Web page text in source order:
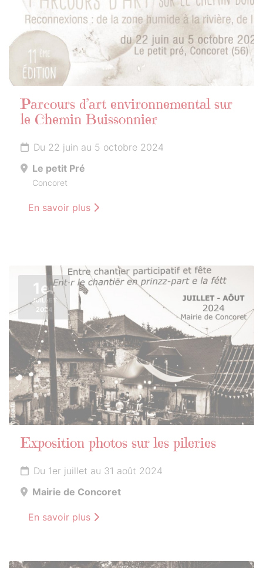
Parcours d’art environnemental sur
le Chemin Buissonnier
Du 22 juin au 5 octobre 2024
Le petit Pré
Concoret
En savoir plus
1er
JUILLET
2024
Exposition photos sur les pileries
Du 1er juillet au 31 août 2024
Mairie de Concoret
En savoir plus